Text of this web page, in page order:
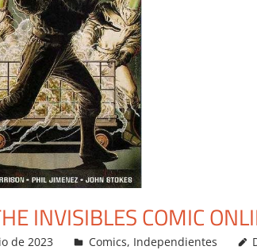
INVISIBLES COMIC
de 2023 Carlitox Banana
Comics, Independientes